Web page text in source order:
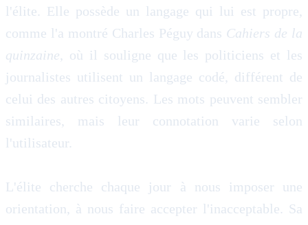
l'élite. Elle possède un langage qui lui est propre,
comme l'a montré Charles Péguy dans Cahiers de la
quinzaine, où il souligne que les politiciens et les
journalistes utilisent un langage codé, différent de
celui des autres citoyens. Les mots peuvent sembler
similaires, mais leur connotation varie selon
l'utilisateur.
L'élite cherche chaque jour à nous imposer une
orientation, à nous faire accepter l'inacceptable. Sa